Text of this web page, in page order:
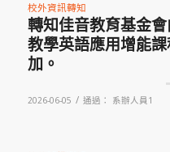
校外資訊轉知
轉知佳音教育基金
教學英語應用增能
加。
2026-06-05 / 通過： 系辦人員1